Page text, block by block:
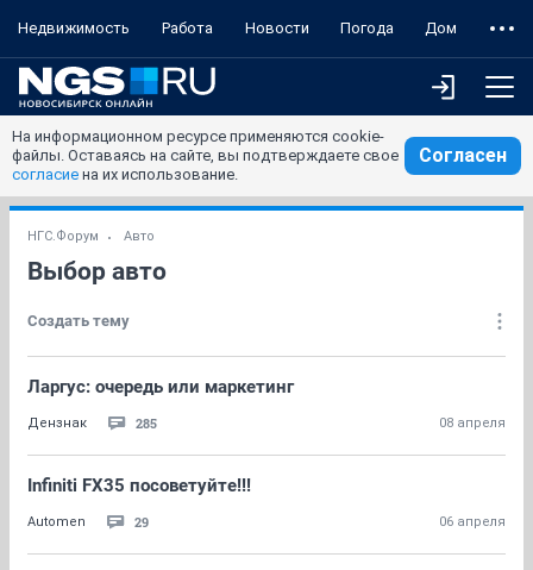
Недвижимость Работа Новости Погода Дом
На информационном ресурсе применяются cookie-
файлы. Оставаясь на сайте, вы подтверждаете свое
согласие на их использование.
Согласен
НГС.Форум Авто
Выбор авто
Создать тему
Ларгус: очередь или маркетинг
Дензнак 285 08 апреля
Infiniti FX35 посоветуйте!!!
Automen 29 06 апреля